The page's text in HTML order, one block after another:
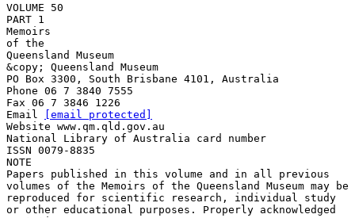
VOLUME 50
PART 1
Memoirs
of the
Queensland Museum
&copy; Queensland Museum
PO Box 3300, South Brisbane 4101, Australia
Phone 06 7 3840 7555
Fax 06 7 3846 1226
Email
[email protected]